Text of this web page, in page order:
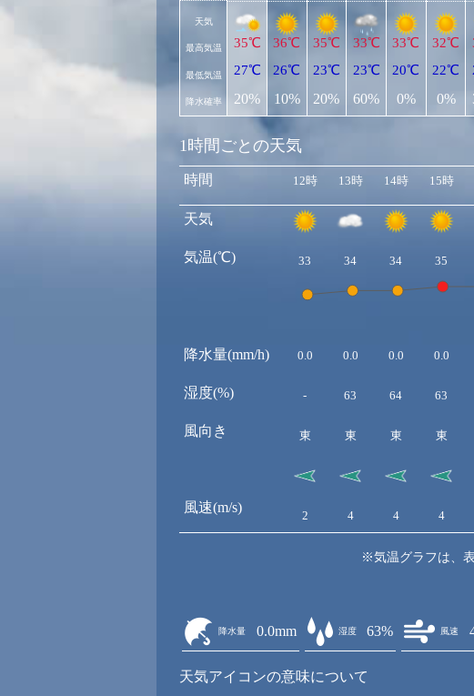
天気
最高気温
最低気温
降水確率
35℃
27℃
20%
36℃
26℃
10%
35℃
23℃
20%
33℃
23℃
60%
33℃
20℃
0%
32℃
22℃
0%
1時間ごとの天気
時間
天気
気温(℃)
降水量(mm/h)
湿度(%)
風向き
風速(m/s)
12時 13時 14時 15時
33 34 34 35
0.0 0.0 0.0 0.0
- 63 64 63
東 東 東 東
2 4 4 4
※気温グラフは、
降水量 0.0mm 湿度 63% 風速
天気アイコンの意味について